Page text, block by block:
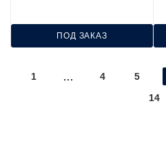
ПОД ЗАКАЗ
1 4 5
14